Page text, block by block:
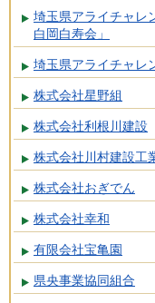
埼玉県アライチャレ
白岡白寿会」
埼玉県アライチャレ
株式会社星野組
株式会社利根川建設
株式会社川村建設工
株式会社おぎでん
株式会社幸和
有限会社宝亀園
県央事業協同組合